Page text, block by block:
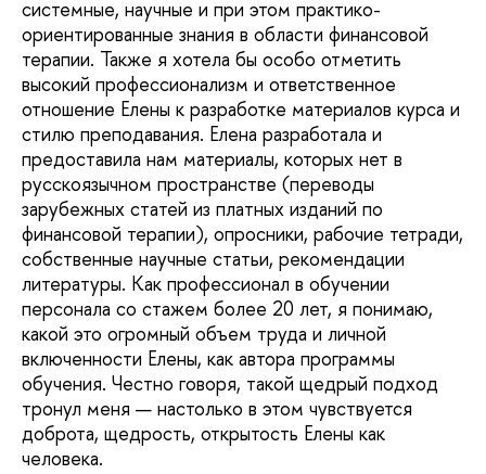
системные, научные и при этом практико-
ориентированные знания в области финансовой
терапии. Также я хотела бы особо отметить
высокий профессионализм и ответственное
отношение Елены к разработке материалов курса и
стилю преподавания. Елена разработала и
предоставила нам материалы, которых нет в
русскоязычном пространстве (переводы
зарубежных статей из платных изданий по
финансовой терапии), опросники, рабочие тетради,
собственные научные статьи, рекомендации
литературы. Как профессионал в обучении
персонала со стажем более 20 лет, я понимаю,
какой это огромный объем труда и личной
включенности Елены, как автора программы
обучения. Честно говоря, такой щедрый подход
тронул меня — настолько в этом чувствуется
доброта, щедрость, открытость Елены как
человека.